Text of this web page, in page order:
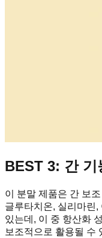
BEST 3: 간 기
이 분말 제품은 간 보
글루타치온, 실리마린,
있는데, 이 중 항산화
보조적으로 활용될 수